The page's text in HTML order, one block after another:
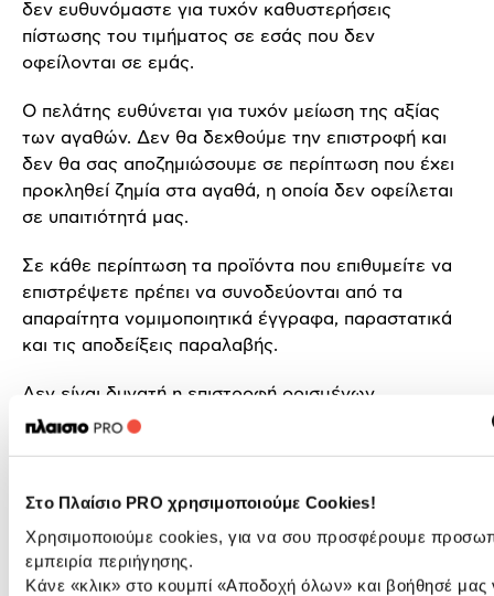
Στο Πλαίσιο PRO χρησιμοποιούμε Cookies!
Χρησιμοποιούμε cookies, για να σου προσφέρουμε
εμπειρία περιήγησης.
Κάνε «κλικ» στο κουμπί «Αποδοχή όλων» και βοήθησέ μας
δεν ευθυνόμαστε για τυχόν καθυστερήσεις
πίστωσης του τιμήματος σε εσάς που δεν
οφείλονται σε εμάς.
Ο πελάτης ευθύνεται για τυχόν μείωση της αξίας
των αγαθών. Δεν θα δεχθούμε την επιστροφή και
δεν θα σας αποζημιώσουμε σε περίπτωση που έχει
προκληθεί ζημία στα αγαθά, η οποία δεν οφείλεται
σε υπαιτιότητά μας.
Σε κάθε περίπτωση τα προϊόντα που επιθυμείτε να
επιστρέψετε πρέπει να συνοδεύονται από τα
απαραίτητα νομιμοποιητικά έγγραφα, παραστατικά
και τις αποδείξεις παραλαβής.
Δεν είναι δυνατή η επιστροφή ορισμένων
κατηγοριών προϊόντων, όπως πχ ακουστικά,
σφραγισμένων εγγραφών βίντεο ή σφραγισμένου/
κλειδωμένου λογισμικού για υπολογιστές, που
αποσφραγίστηκαν μετά την παράδοση και εδώδιμων
προϊόντων. Στην περίπτωση αγοράς συσκευών που